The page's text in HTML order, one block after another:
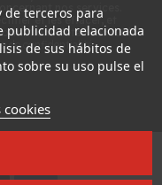
nos services.
et les effacer, et
détaillées sur la
de confidentialité.
de terceros para
publicidad relacionada
de sus hábitos de
sobre su uso pulse el
cookies